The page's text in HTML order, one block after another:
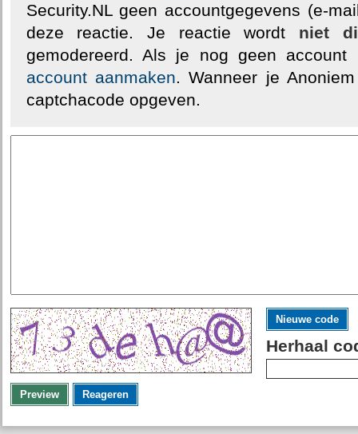
Security.NL geen accountgegevens (e-
deze reactie. Je reactie wordt niet
gemodereerd. Als je nog geen
account aanmaken. Wanneer je
captchacode opgeven.
Nieuwe code
Herhaal
Preview Reageren